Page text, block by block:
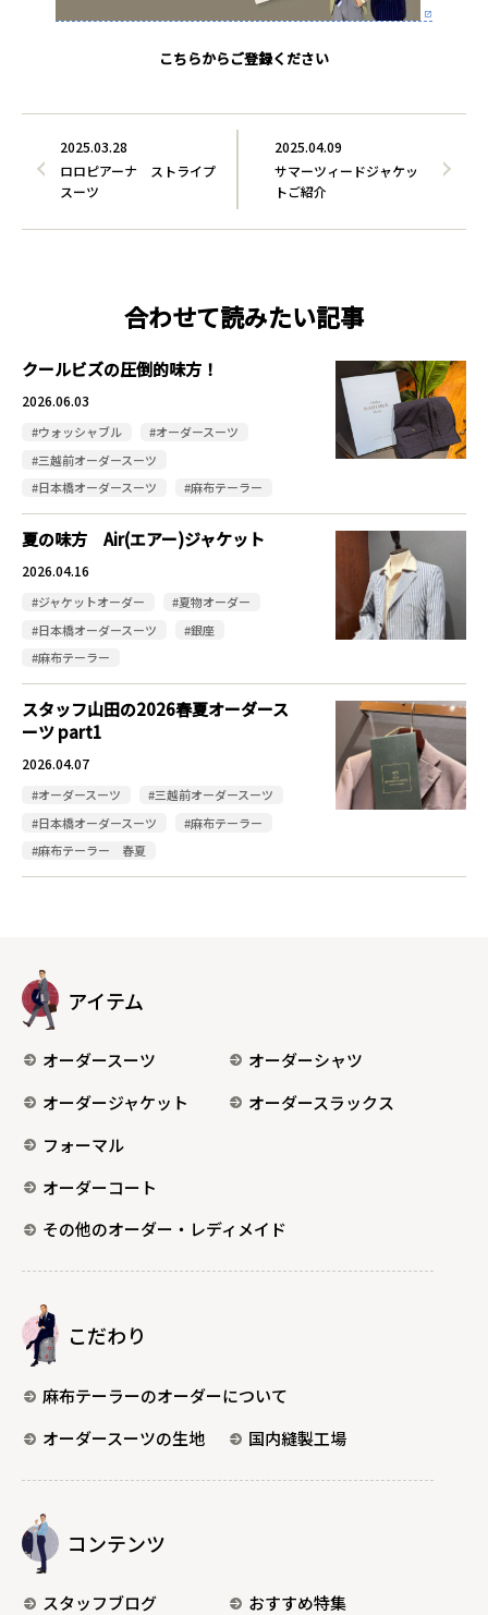
こちらからご登録ください
2025.04.09
サマーツィードジャケッ
トご紹介
2025.03.28
ロロピアーナ ストライプ
スーツ
合わせて読みたい記事
クールビズの圧倒的味方！
2026.06.03
#ウォッシャブル
#オーダースーツ
#三越前オーダースーツ
#日本橋オーダースーツ
#麻布テーラー
夏の味方 Air(エアー)ジャケット
2026.04.16
#ジャケットオーダー
#夏物オーダー
#日本橋オーダースーツ
#銀座
#麻布テーラー
スタッフ山田の2026春夏オーダース
ーツ part1
2026.04.07
#オーダースーツ
#三越前オーダースーツ
#日本橋オーダースーツ
#麻布テーラー
#麻布テーラー 春夏
アイテム
オーダースーツ
オーダーシャツ
オーダージャケット
オーダースラックス
フォーマル
オーダーコート
その他のオーダー・レディメイド
こだわり
麻布テーラーのオーダーについて
オーダースーツの生地
国内縫製工場
コンテンツ
スタッフブログ
おすすめ特集